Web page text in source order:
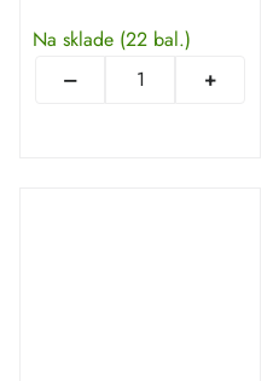
Na sklade (22 bal.)